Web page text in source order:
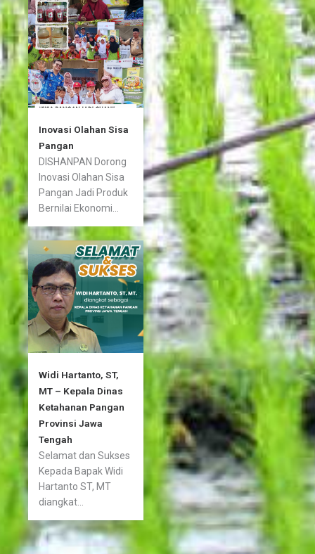
Inovasi Olahan Sisa
Pangan
DISHANPAN Dorong
Inovasi Olahan Sisa
Pangan Jadi Produk
Bernilai Ekonomi...
Widi Hartanto, ST,
MT – Kepala Dinas
Ketahanan Pangan
Provinsi Jawa
Tengah
Selamat dan Sukses
Kepada Bapak Widi
Hartanto ST, MT
diangkat...